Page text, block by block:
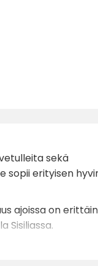
sekä
sopii erityisen
ajoissa on erittäin
Sisiliassa.